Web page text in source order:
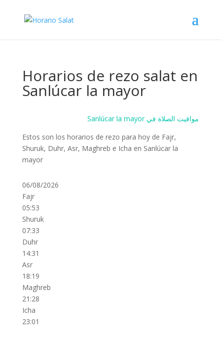
Horarios de rezo salat en
Sanlúcar la mayor
Sanlúcar la mayor مواقيت الصلاة في
Estos son los horarios de rezo para hoy de Fajr,
Shuruk, Duhr, Asr, Maghreb e Icha en Sanlúcar la
mayor
06/08/2026
Fajr
05:53
Shuruk
07:33
Duhr
14:31
Asr
18:19
Maghreb
21:28
Icha
23:01